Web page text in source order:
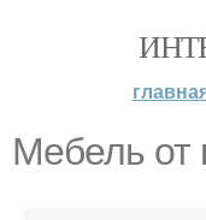
Мебель от